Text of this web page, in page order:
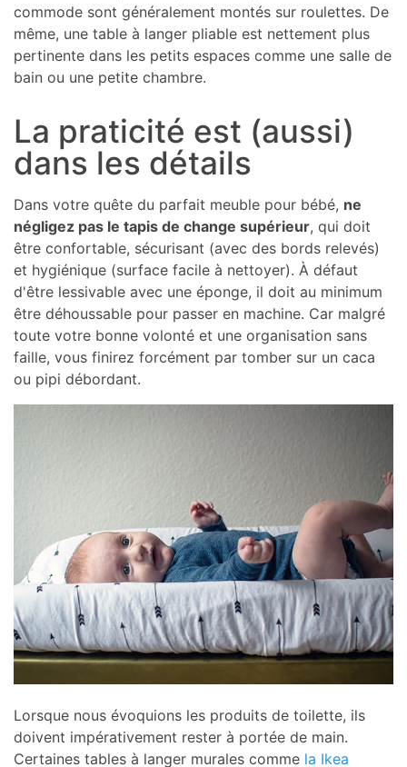
commode sont généralement montés sur roulettes. De
même, une table à langer pliable est nettement plus
pertinente dans les petits espaces comme une salle de
bain ou une petite chambre.
La praticité est (aussi)
dans les détails
Dans votre quête du parfait meuble pour bébé, ne
négligez pas le tapis de change supérieur, qui doit
être confortable, sécurisant (avec des bords relevés)
et hygiénique (surface facile à nettoyer). À défaut
d'être lessivable avec une éponge, il doit au minimum
être déhoussable pour passer en machine. Car malgré
toute votre bonne volonté et une organisation sans
faille, vous finirez forcément par tomber sur un caca
ou pipi débordant.
Lorsque nous évoquions les produits de toilette, ils
doivent impérativement rester à portée de main.
Certaines tables à langer murales comme la Ikea